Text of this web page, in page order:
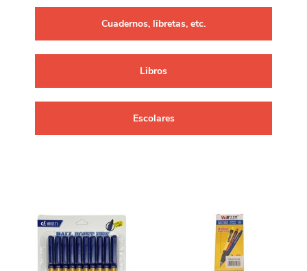
Cuadernos, libretas, etc.
Libros
Escolares